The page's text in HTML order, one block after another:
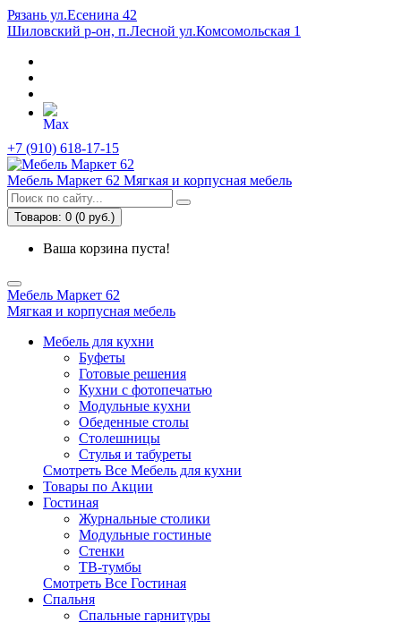
Рязань ул.Есенина 42
Шиловский р-он, п.Лесной ул.Комсомольская 1
+7 (910) 618-17-15
Мебель Маркет 62 Мягкая и корпусная мебель
Товаров: 0 (0 руб.)
Ваша корзина пуста!
Мебель Маркет 62
Мягкая и корпусная мебель
Мебель для кухни
Буфеты
Готовые решения
Кухни с фотопечатью
Модульные кухни
Обеденные столы
Столешницы
Стулья и табуреты
Смотреть Все Мебель для кухни
Товары по Акции
Гостиная
Журнальные столики
Модульные гостиные
Стенки
ТВ-тумбы
Смотреть Все Гостиная
Спальня
Спальные гарнитуры